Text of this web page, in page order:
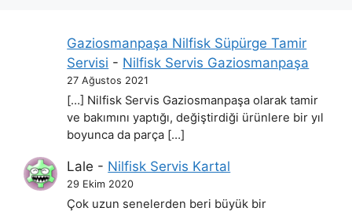
Gaziosmanpaşa Nilfisk Süpürge Tamir
Servisi - Nilfisk Servis Gaziosmanpaşa
27 Ağustos 2021
[…] Nilfisk Servis Gaziosmanpaşa olarak tamir
ve bakımını yaptığı, değiştirdiği ürünlere bir yıl
boyunca da parça […]
Lale - Nilfisk Servis Kartal
29 Ekim 2020
Çok uzun senelerden beri büyük bir